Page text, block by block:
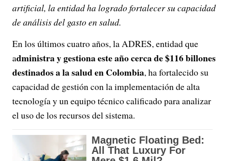
artificial, la entidad ha logrado fortalecer su capacidad
de análisis del gasto en salud.
En los últimos cuatro años, la ADRES, entidad que
administra y gestiona este año cerca de $116 billones
destinados a la salud en Colombia, ha fortalecido su
capacidad de gestión con la implementación de alta
tecnología y un equipo técnico calificado para analizar
el uso de los recursos del sistema.